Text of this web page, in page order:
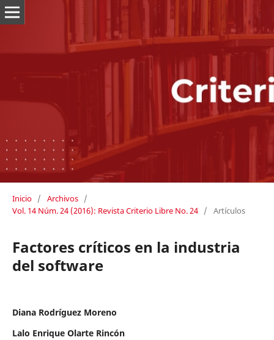
Inicio / Archivos /
Vol. 14 Núm. 24 (2016): Revista Criterio Libre No. 24 / Artículos
Factores críticos en la industria
del software
Diana Rodríguez Moreno
Lalo Enrique Olarte Rincón